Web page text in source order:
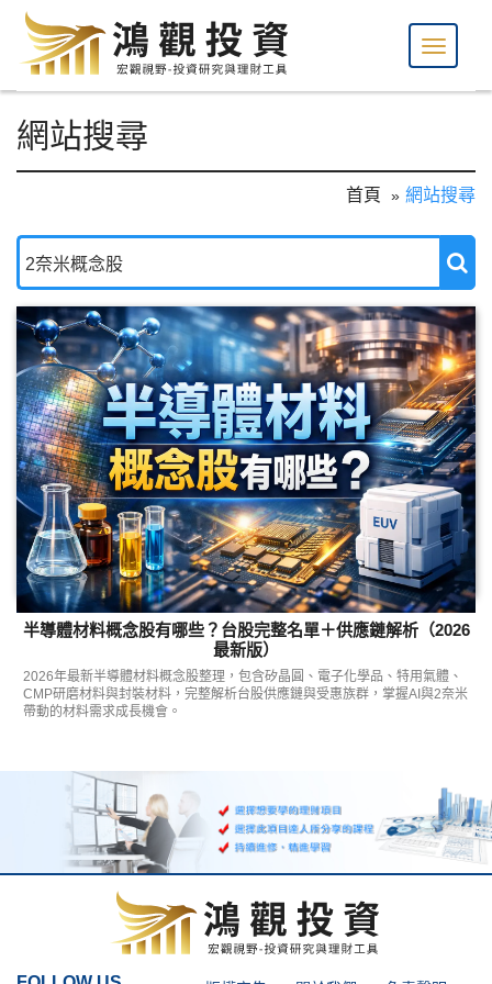
網站搜尋
首頁 網站搜尋
半導體材料概念股有哪些？台股完整名單＋供應鏈解析（2026
最新版）
2026年最新半導體材料概念股整理，包含矽晶圓、電子化學品、特用氣體、
CMP研磨材料與封裝材料，完整解析台股供應鏈與受惠族群，掌握AI與2奈米
帶動的材料需求成長機會。